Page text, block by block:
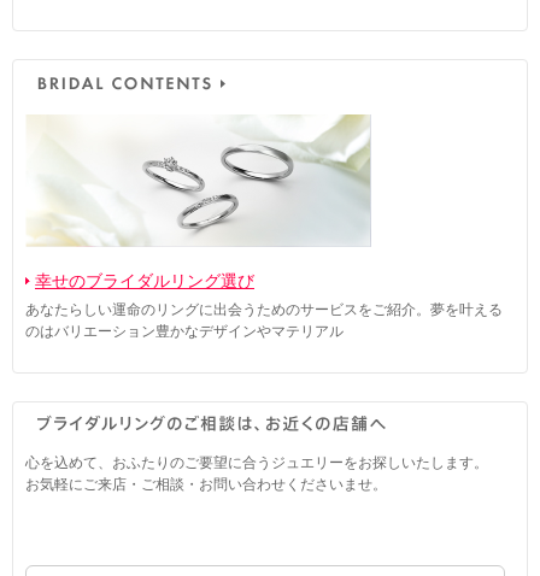
幸せのブライダルリング選び
あなたらしい運命のリングに出会うためのサービスをご紹介。夢を叶える
のはバリエーション豊かなデザインやマテリアル
心を込めて、おふたりのご要望に合うジュエリーをお探しいたします。
お気軽にご来店・ご相談・お問い合わせくださいませ。